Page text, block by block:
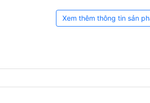
Xem thêm thông tin sản